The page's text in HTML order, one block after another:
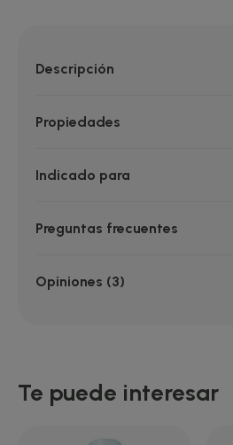
Descripción
Propiedades
Indicado para
Preguntas frecuentes
Opiniones (3)
Te puede interesar